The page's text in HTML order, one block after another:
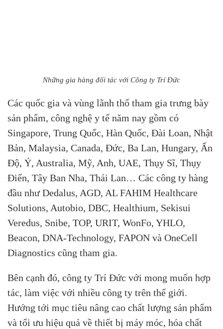
Những gia hàng đối tác với Công ty Trí Đức
Các quốc gia và vùng lãnh thổ tham gia trưng bày
sản phẩm, công nghệ y tế năm nay gồm có
Singapore, Trung Quốc, Hàn Quốc, Đài Loan, Nhật
Bản, Malaysia, Canada, Đức, Ba Lan, Hungary, Ấn
Độ, Ý, Australia, Mỹ, Anh, UAE, Thụy Sĩ, Thụy
Điển, Tây Ban Nha, Thái Lan… Các công ty hàng
đầu như Dedalus, AGD, AL FAHIM Healthcare
Solutions, Autobio, DBC, Healthium, Sekisui
Veredus, Snibe, TOP, URIT, WonFo, YHLO,
Beacon, DNA-Technology, FAPON và OneCell
Diagnostics cũng tham gia.
Bên cạnh đó, công ty Trí Đức với mong muốn hợp
tác, làm việc với nhiều công ty trên thế giới.
Hướng tới mục tiêu nâng cao chất lượng sản phẩm
và tối ưu hiệu quả về thiết bị máy móc, hóa chất